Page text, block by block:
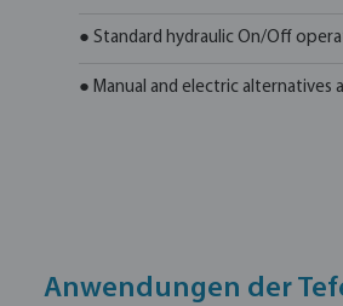
● Standard hydraulic On/Off
● Manual and electric alternatives
Anwendungen der